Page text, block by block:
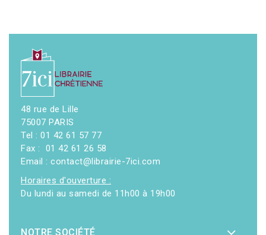
48 rue de Lille
75007 PARIS
Tel : 01 42 61 57 77
Fax : 01 42 61 26 58
Email : contact@librairie-7ici.com
Horaires d'ouverture :
Du lundi au samedi de 11h00 à 19h00
NOTRE SOCIÉTÉ